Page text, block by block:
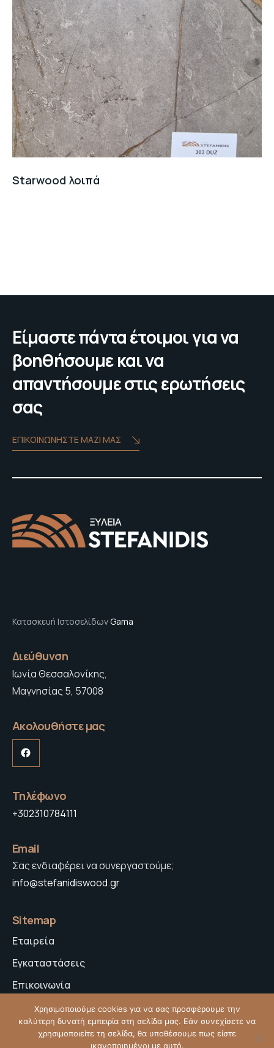
Starwood λοιπά
Είμαστε πάντα έτοιμοι για να
βοηθήσουμε και να
απαντήσουμε στις ερωτήσεις
σας
ΕΠΙΚΟΙΝΩΝΗΣΤΕ ΜΑΖΙ ΜΑΣ
Κατασκευή ΙστοσελίδωνGama
Διεύθυνση
Ιωνία Θεσσαλονίκης,
Μαγνησίας 5, 57008
Ακολουθήστε μας
Facebook
Τηλέφωνο
+302310784111
Email
Σας ενδιαφέρει να συνεργαστούμε;
info@stefanidiswood.gr
Sitemap
Εταιρεία
Εγκαταστάσεις
Επικοινωνία
Πολιτική Απορρήτου
Χρησιμοποιούμε cookies για να σας προσφέρουμε την
καλύτερη δυνατή εμπειρία στη σελίδα μας. Εάν συνεχίσετε να
χρησιμοποιείτε τη σελίδα, θα υποθέσουμε πως είστε
ικανοποιημένοι με αυτό.